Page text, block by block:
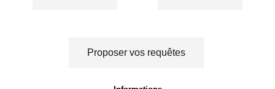
Proposer vos requêtes